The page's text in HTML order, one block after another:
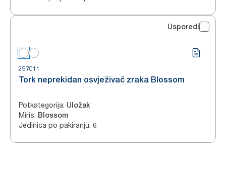
Usporedi
257011
Tork neprekidan osvježivač zraka Blossom
Potkategorija: Uložak
Miris: Blossom
Jedinica po pakiranju: 6